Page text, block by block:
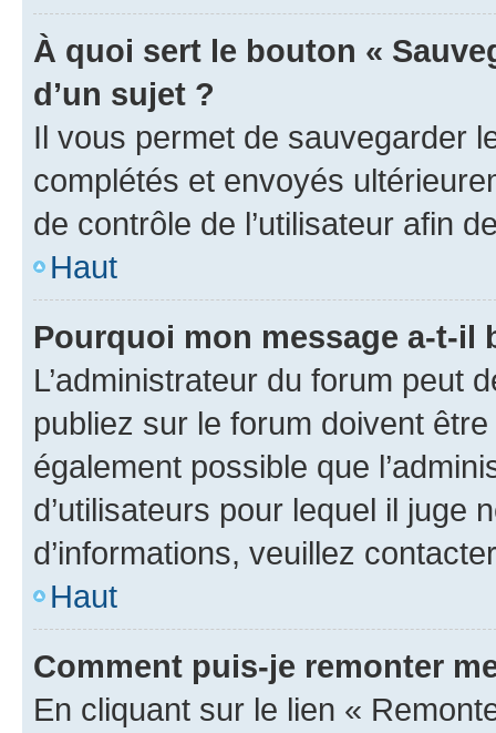
À quoi sert le bouton «
d’un sujet ?
Il vous permet de sauvegarder
complétés et envoyés
de contrôle de l’utilisateur afin
Haut
Pourquoi mon message a-t-il
L’administrateur du forum peut
publiez sur le forum doivent
également possible que
d’utilisateurs pour lequel il juge
d’informations, veuillez
Haut
Comment puis-je remonter
En cliquant sur le lien «